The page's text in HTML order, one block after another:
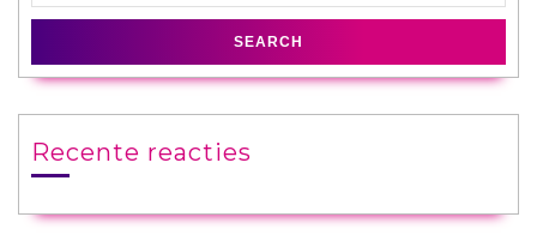
C
o
Recente reacties